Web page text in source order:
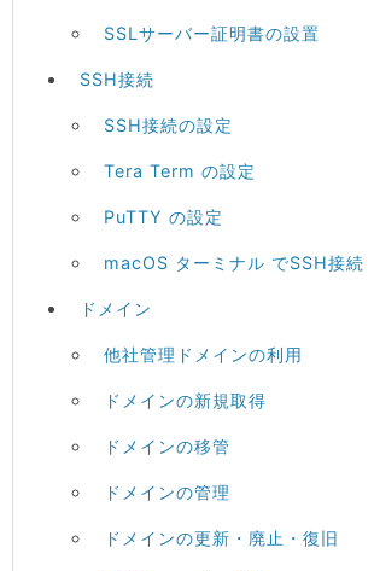
SSLサーバー証明書の設置
SSH接続
SSH接続の設定
Tera Term の設定
PuTTY の設定
macOS ターミナル でSSH接続
ドメイン
他社管理ドメインの利用
ドメインの新規取得
ドメインの移管
ドメインの管理
ドメインの更新・廃止・復旧